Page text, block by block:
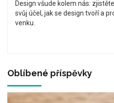
Design všude kolem nás:
svůj účel, jak se design tvoří a
venku.
Oblíbené příspěvky